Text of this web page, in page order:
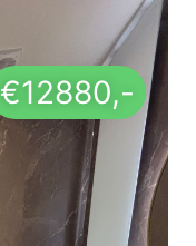
€12880,-